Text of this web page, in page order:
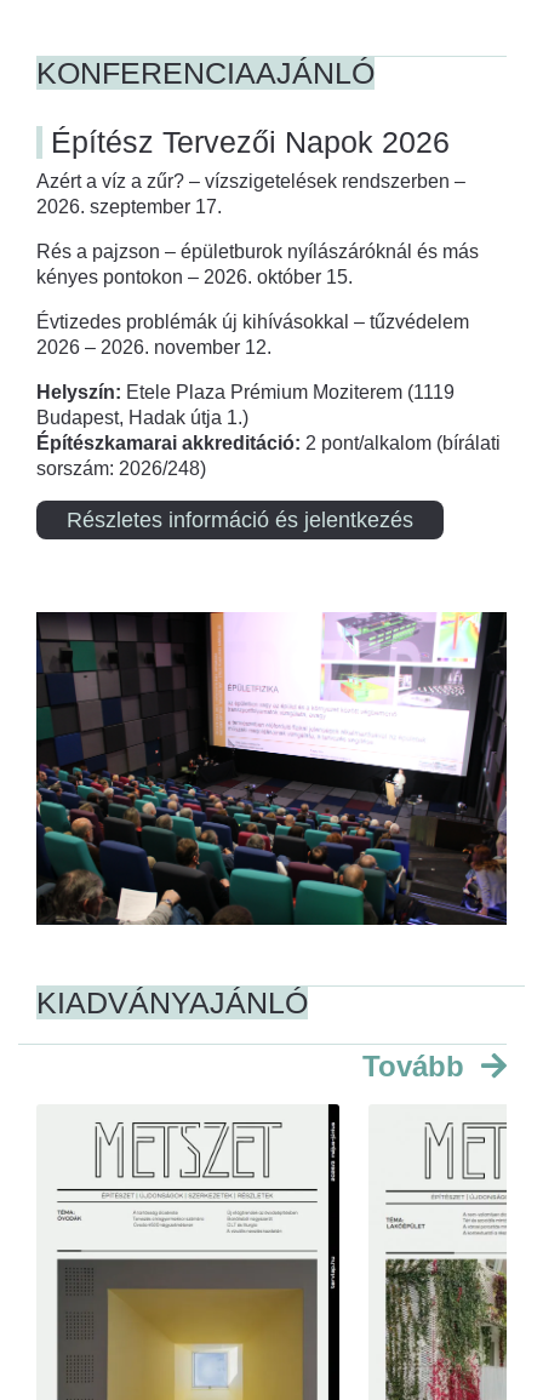
KONFERENCIAAJÁNLÓ
Építész Tervezői Napok 2026
Azért a víz a zűr? – vízszigetelések rendszerben –
2026. szeptember 17.
Rés a pajzson – épületburok nyílászáróknál és más
kényes pontokon – 2026. október 15.
Évtizedes problémák új kihívásokkal – tűzvédelem
2026 – 2026. november 12.
Helyszín: Etele Plaza Prémium Moziterem (1119
Budapest, Hadak útja 1.)
Építészkamarai akkreditáció: 2 pont/alkalom (bírálati
sorszám: 2026/248)
Részletes információ és jelentkezés
KIADVÁNYAJÁNLÓ
Tovább